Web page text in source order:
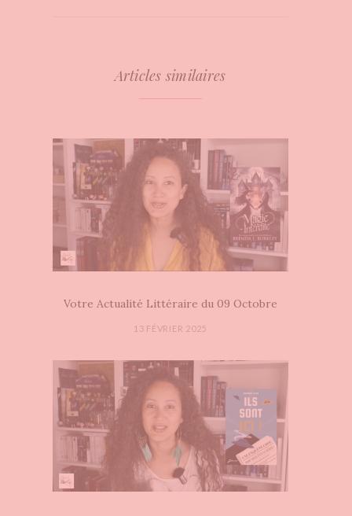
Articles similaires
Votre Actualité Littéraire du 09 Octobre
13 FÉVRIER 2025